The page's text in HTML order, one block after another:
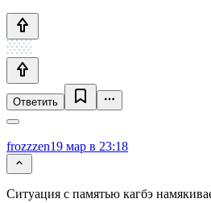
Ответить
frozzzen19 мар в 23:18
Ситуация с памятью кагбэ